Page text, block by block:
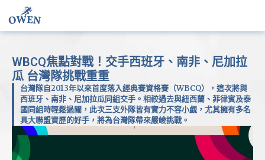
WBCQ焦點對戰！交手西班牙、南非、尼加拉
瓜 台灣隊挑戰重重
台灣隊自2013年以來首度落入經典賽資格賽（WBCQ），這次將與
西班牙、南非、尼加拉瓜同組交手。相較過去與紐西蘭、菲律賓及泰
國同組時輕鬆過關，此次三支外隊皆有實力不容小覷，尤其擁有多名
具大聯盟資歷的好手，將為台灣隊帶來嚴峻挑戰。